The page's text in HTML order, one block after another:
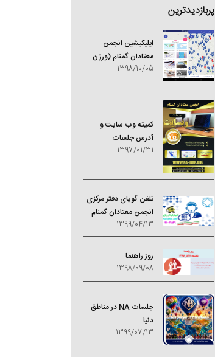
پربازدیدترین
اپلیکیشین انجمن
معتادان گمنام (ورژن
جدید)
1398/10/05
کمیته وب سایت و
آدرس جلسات
1397/01/31
تلفن گویای دفتر مرکزی
انجمن معتادان گمنام
1399/04/13
روز راهنما
1398/09/08
جلسات NA در مناطق
دنیا
1399/07/13